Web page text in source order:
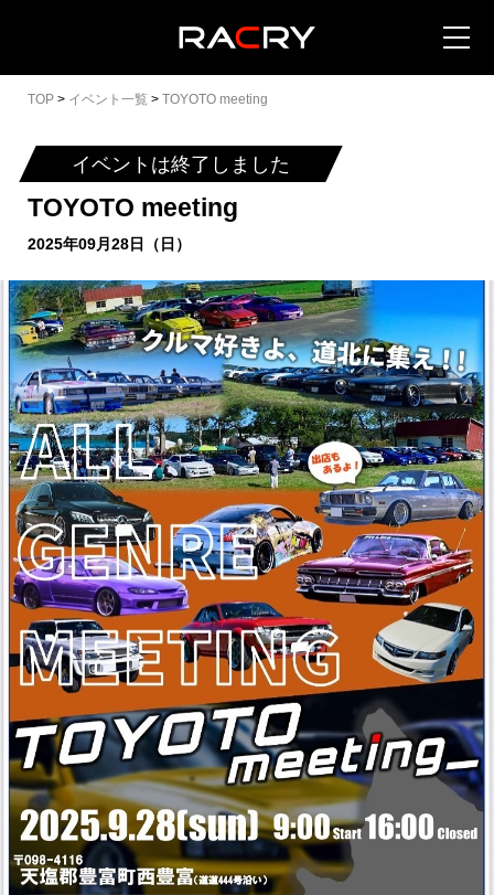
カートを見る (0 )
イベントを地域から探す
イベントを日程から探す
全てのイベントを見る
主催者様向けサービス
イベントレポート
ショート動画
新規会員登録
ログイン
TOP > イベント一覧 > TOYOTO meeting
イベントは終了しました
TOYOTO meeting
2025年09月28日（日）